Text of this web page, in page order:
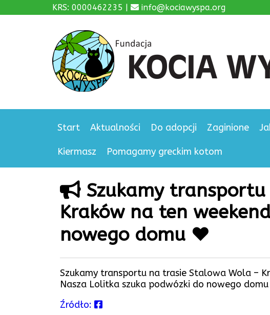
KRS: 0000462235 | info@kociawyspa.org
Start Aktualności Do adopcji Zaginione
Kiermasz Pomagamy greckim kotom
Szukamy
Kraków na ten
nowego domu ❤️
Szukamy transportu na trasie Stalowa Wola –
Nasza Lolitka szuka podwózki do nowego
Źródło: